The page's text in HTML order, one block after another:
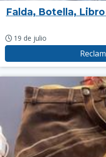
Falda, Botella,
19 de julio